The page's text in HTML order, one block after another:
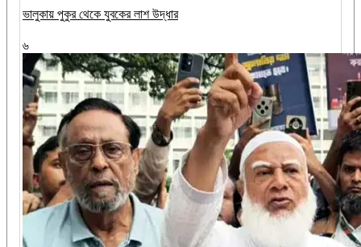
ভালুকায় পুকুর থেকে যুবকের লাশ উদ্ধার
৬